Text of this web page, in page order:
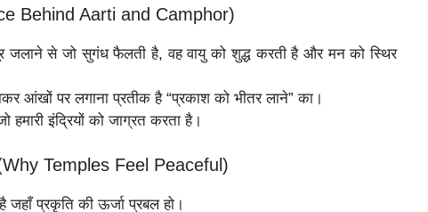
Behind Aarti and Camphor)
से जो सुगंध फैलती है, वह वायु को शुद्ध करती है और मन को स्थिर
आंखों पर लगाना प्रतीक है “प्रकाश को भीतर लाने” का।
इंद्रियों को जाग्रत करता है।
(Why Temples Feel Peaceful)
जहाँ प्रकृति की ऊर्जा प्रबल हो।